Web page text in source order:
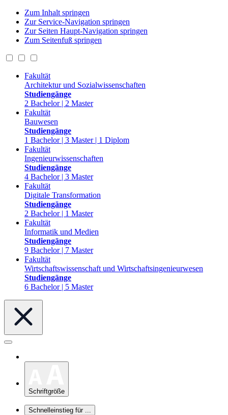
Zum Inhalt springen
Zur Service-Navigation springen
Zur Seiten Haupt-Navigation springen
Zum Seitenfuß springen
Fakultät
Architektur und Sozialwissenschaften
Studiengänge
2 Bachelor | 2 Master
Fakultät
Bauwesen
Studiengänge
1 Bachelor | 3 Master | 1 Diplom
Fakultät
Ingenieurwissenschaften
Studiengänge
4 Bachelor | 3 Master
Fakultät
Digitale Transformation
Studiengänge
2 Bachelor | 1 Master
Fakultät
Informatik und Medien
Studiengänge
9 Bachelor | 7 Master
Fakultät
Wirtschaftswissenschaft und Wirtschaftsingenieurwesen
Studiengänge
6 Bachelor | 5 Master
Schriftgröße
Schnelleinstieg für ...